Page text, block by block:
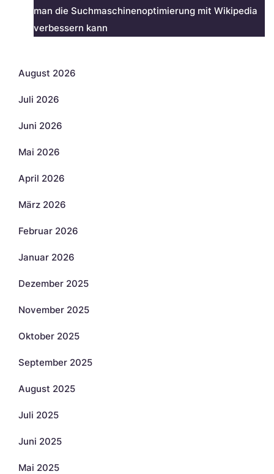
man die Suchmaschinenoptimierung mit Wikipedia
verbessern kann
August 2026
Juli 2026
Juni 2026
Mai 2026
April 2026
März 2026
Februar 2026
Januar 2026
Dezember 2025
November 2025
Oktober 2025
September 2025
August 2025
Juli 2025
Juni 2025
Mai 2025